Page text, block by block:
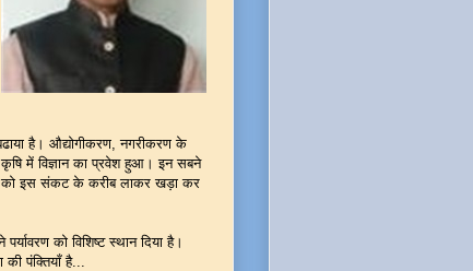
है। औद्योगीकरण, नगरीकरण के
में विज्ञान का प्रवेश हुआ। इन सबने
को इस संकट के करीब लाकर खड़ा कर
को विशिष्ट स्थान दिया है।
की पंक्तियाँ है...